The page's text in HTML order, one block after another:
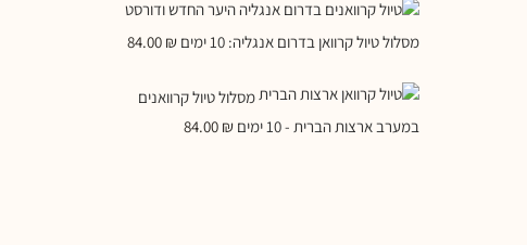
מסלול טיול קרוואן בדרום אנגליה: 10 ימים 84.00 ₪
מסלול טיול קרוואנים
במערב ארצות הברית - 10 ימים
84.00 ₪